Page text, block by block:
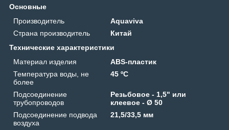
Основные
Производитель
Aquaviva
Страна производитель
Китай
Технические характеристики
Материал изделия
ABS-пластик
Температура воды, не
более
45 ºC
Подсоединение
трубопроводов
Резьбовое - 1,5" или
клеевое - Ø 50
Подсоединение подвода
воздуха
21,5/33,5 мм